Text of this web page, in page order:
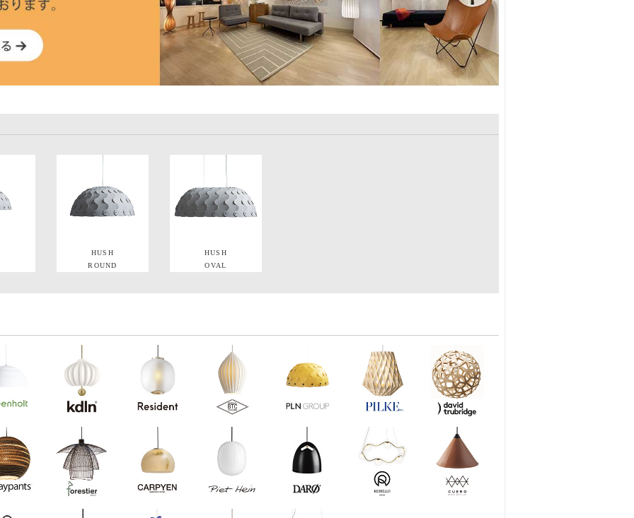
HUSH
ROUND
HUSH
OVAL